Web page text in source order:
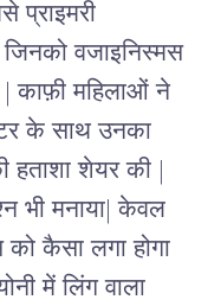
प्राइमरी
वजाइनिस्मस
| काफ़ी महिलाओं ने
के साथ उनका
शेयर की |
भी मनाया| केवल
कैसा लगा होगा
में लिंग वाला